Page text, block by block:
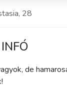
, 28
de